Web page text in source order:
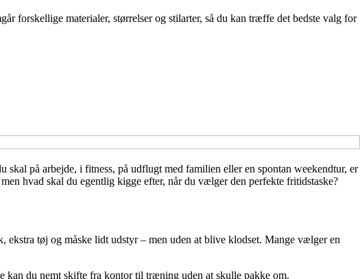
forskellige materialer, størrelser og stilarter, så du kan træffe det bedste valg for
skal på arbejde, i fitness, på udflugt med familien eller en spontan weekendtur, er
hvad skal du egentlig kigge efter, når du vælger den perfekte fritidstaske?
tøj og måske lidt udstyr – men uden at blive klodset. Mange vælger en
kan du nemt skifte fra kontor til træning uden at skulle pakke om.